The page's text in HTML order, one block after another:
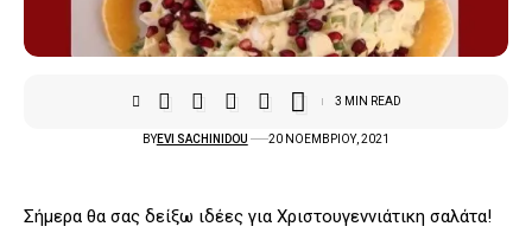
BYEVI SACHINIDOU 20 ΝΟΕΜΒΡΊΟΥ, 2021
3 MIN READ
Σήμερα θα σας δείξω ιδέες για Χριστουγεννιάτικη σαλάτα!